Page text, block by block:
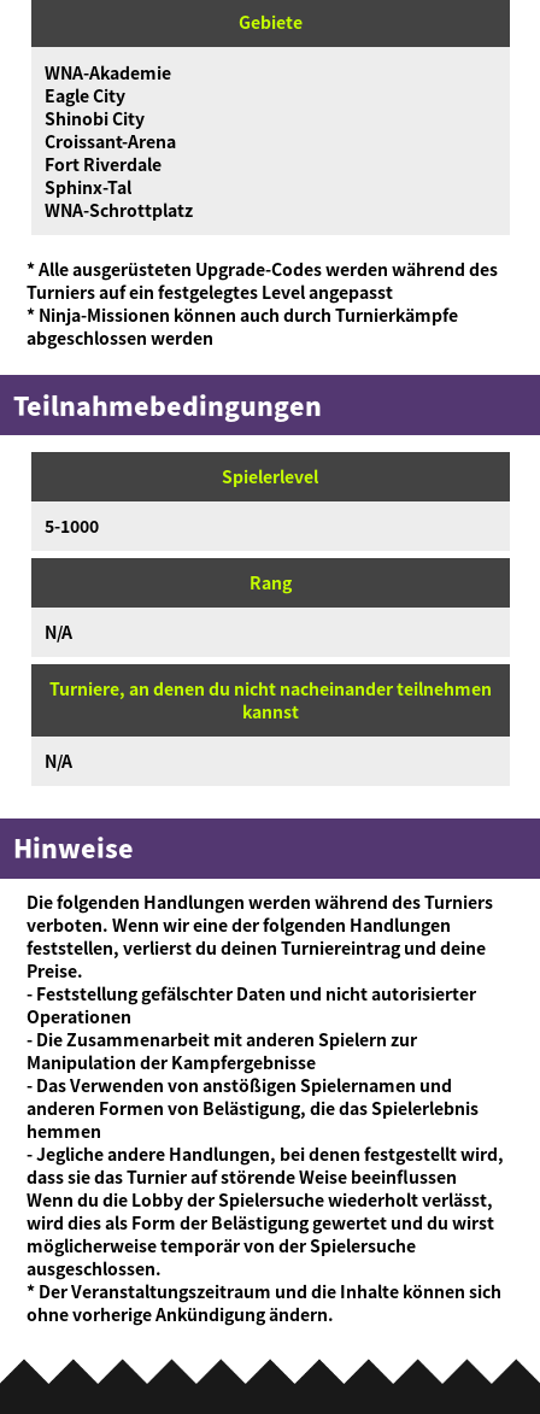
Gebiete
WNA-Akademie
Eagle City
Shinobi City
Croissant-Arena
Fort Riverdale
Sphinx-Tal
WNA-Schrottplatz
* Alle ausgerüsteten Upgrade-Codes werden während des
Turniers auf ein festgelegtes Level angepasst
* Ninja-Missionen können auch durch Turnierkämpfe
abgeschlossen werden
Teilnahmebedingungen
Spielerlevel
5-1000
Rang
N/A
Turniere, an denen du nicht nacheinander teilnehmen
kannst
N/A
Hinweise
Die folgenden Handlungen werden während des Turniers
verboten. Wenn wir eine der folgenden Handlungen
feststellen, verlierst du deinen Turniereintrag und deine
Preise.
- Feststellung gefälschter Daten und nicht autorisierter
Operationen
- Die Zusammenarbeit mit anderen Spielern zur
Manipulation der Kampfergebnisse
- Das Verwenden von anstößigen Spielernamen und
anderen Formen von Belästigung, die das Spielerlebnis
hemmen
- Jegliche andere Handlungen, bei denen festgestellt wird,
dass sie das Turnier auf störende Weise beeinflussen
Wenn du die Lobby der Spielersuche wiederholt verlässt,
wird dies als Form der Belästigung gewertet und du wirst
möglicherweise temporär von der Spielersuche
ausgeschlossen.
* Der Veranstaltungszeitraum und die Inhalte können sich
ohne vorherige Ankündigung ändern.